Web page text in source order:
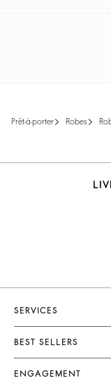
prêt-à-porter robes
SERVICES
Service Client
FAQ
Retouches & Réparations
BEST SELLERS
Robes
ENGAGEMENT